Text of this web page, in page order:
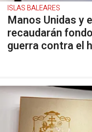
ISLAS BALEARES
Manos Unidas y
recaudarán
guerra contra el